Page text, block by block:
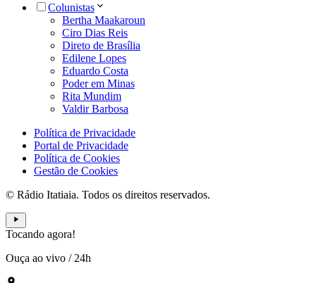
Colunistas
Bertha Maakaroun
Ciro Dias Reis
Direto de Brasília
Edilene Lopes
Eduardo Costa
Poder em Minas
Rita Mundim
Valdir Barbosa
Política de Privacidade
Portal de Privacidade
Política de Cookies
Gestão de Cookies
© Rádio Itatiaia. Todos os direitos reservados.
Tocando agora!
Ouça ao vivo / 24h